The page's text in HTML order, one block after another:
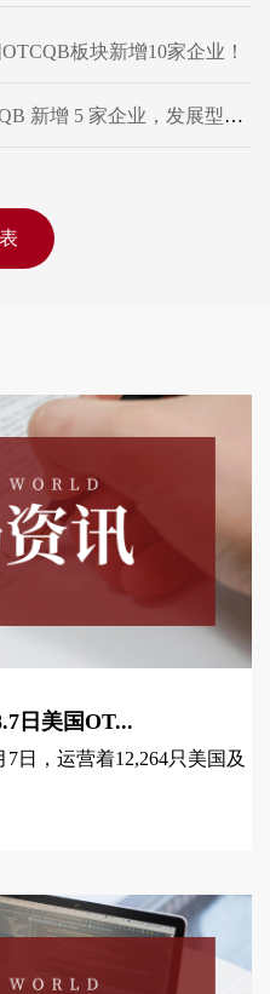
板块新增10家企业！
下一篇：市场资讯 | 美国 OTCQB 新增 5 家企业，发展型企业集结迎新动能
日美国OT...
7日，运营着12,264只美国及